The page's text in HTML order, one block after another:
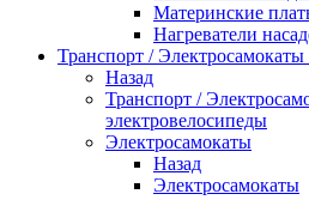
Материнские
Нагреватели
Транспорт /
Назад
Транспорт /
электровелосипеды
Электросамокаты
Назад
Электросамокаты